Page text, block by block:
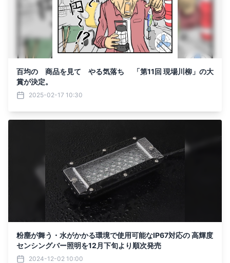
百均の 商品を見て やる気落ち 「第11回 現場川柳」の大
賞が決定。
2025-02-17 10:30
粉塵が舞う・水がかかる環境で使用可能なIP67対応の 高輝度
センシングバー照明を12月下旬より順次発売
2024-12-02 10:00